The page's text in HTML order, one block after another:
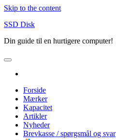
Skip to the content
SSD Disk
Din guide til en hurtigere computer!
Forside
Mærker
Kapacitet
Artikler
Nyheder
Brevkasse / spørgsmål og svar